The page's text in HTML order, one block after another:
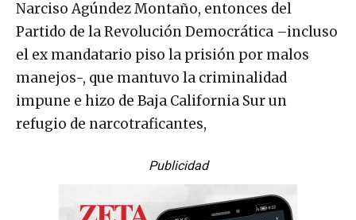
Narciso Agúndez Montaño, entonces del
Partido de la Revolución Democrática –incluso
el ex mandatario piso la prisión por malos
manejos-, que mantuvo la criminalidad
impune e hizo de Baja California Sur un
refugio de narcotraficantes,
Publicidad